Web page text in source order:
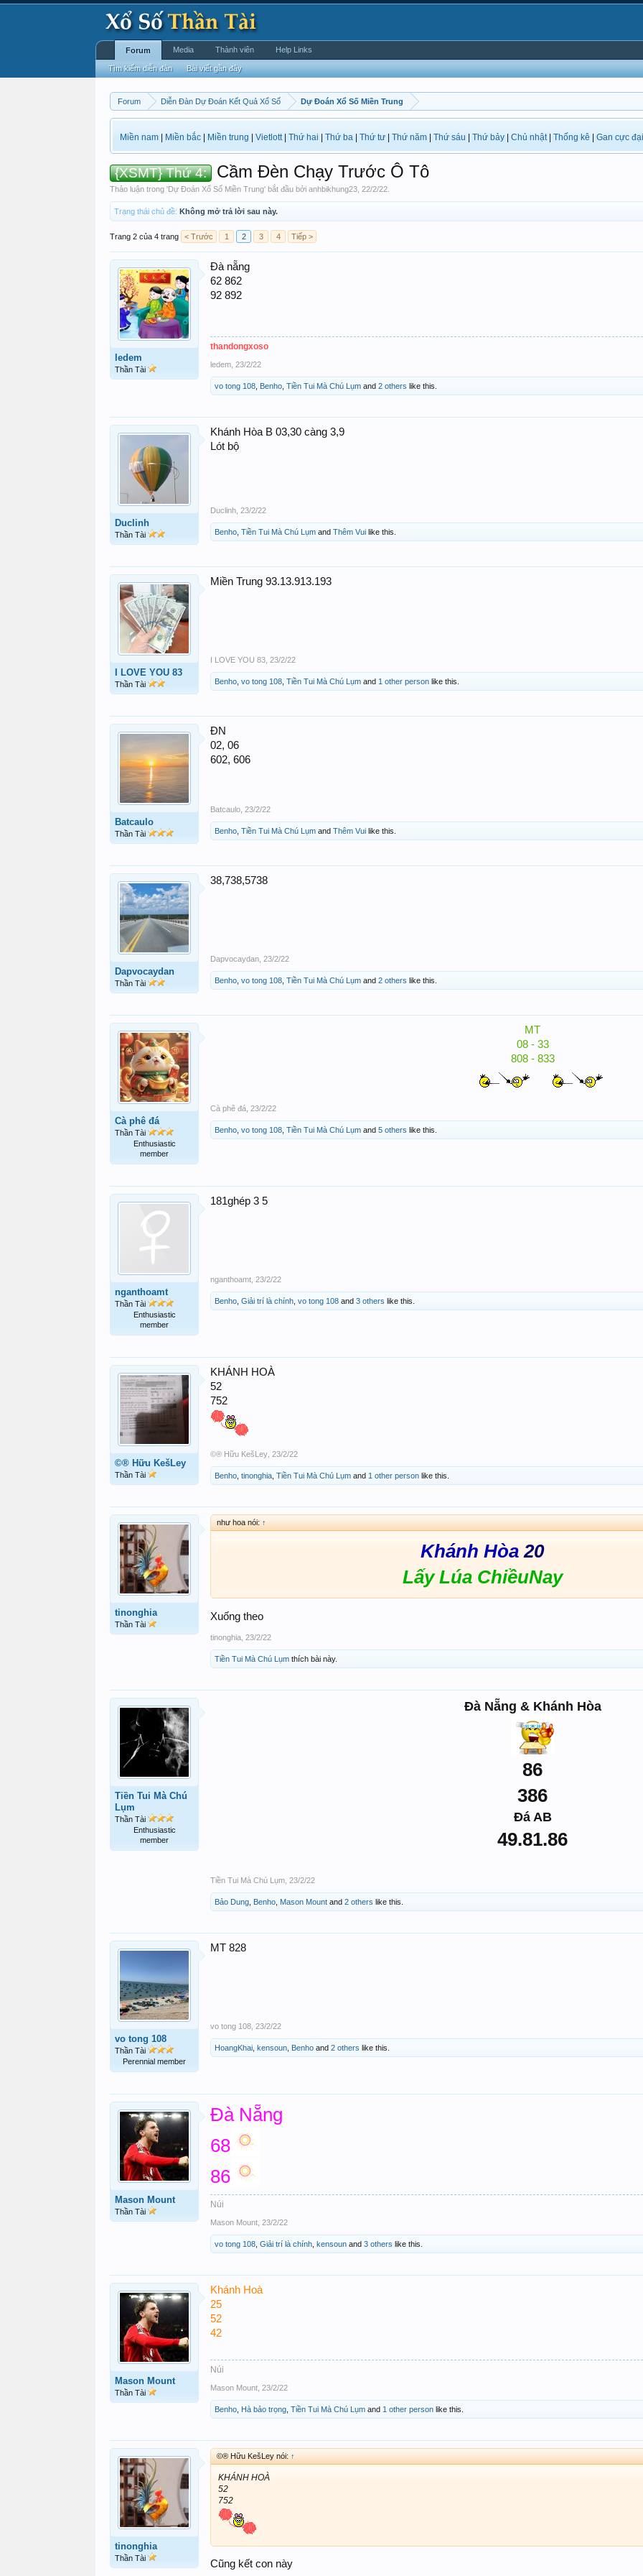
Forum Diễn Đàn Dự Đoán Kết Quả Xổ Số Dự Đoán Xổ Số Miền Trung
Miền nam Miền bắc Miền trung Vietlott| Thứ hai Thứ ba Thứ tư Thứ năm Thứ sáu Thứ bảy Chủ nhật| Thống kê Gan cực đại
{XSMT} Thứ 4: Cầm Đèn Chạy Trước Ô Tô
Thảo luận trong 'Dự Đoán Xổ Số Miền Trung' bắt đầu bởi anhbikhung23 22/2/22
Trạng thái chủ đề: Không mở trả lời sau này.
Trang 2 của 4 trang < Trước 1 2 3 4 Tiếp >
ledem
Thần Tài
Đà nẵng
62 862
92 892
thandongxoso
ledem 23/2/22
vo tong 108 Benho Tiền Tui Mà Chú Lụm and 2 others like this.
Duclinh
Thần Tài
Khánh Hòa B 03,30 càng 3,9
Lót bộ
Duclinh 23/2/22
Benho Tiền Tui Mà Chú Lụm and Thêm Vui like this.
I LOVE YOU 83
Thần Tài
Miền Trung 93.13.913.193
I LOVE YOU 83 23/2/22
Benho vo tong 108 Tiền Tui Mà Chú Lụm and 1 other person like this.
Batcaulo
Thần Tài
ĐN
02, 06
602, 606
Batcaulo 23/2/22
Benho Tiền Tui Mà Chú Lụm and Thêm Vui like this.
Dapvocaydan
Thần Tài
38,738,5738
Dapvocaydan 23/2/22
Benho vo tong 108 Tiền Tui Mà Chú Lụm and 2 others like this.
Cà phê đá
Thần Tài
Enthusiastic
member
MT
08 - 33
808 - 833
Cà phê đá 23/2/22
Benho vo tong 108 Tiền Tui Mà Chú Lụm and 5 others like this.
nganthoamt
Thần Tài
Enthusiastic
member
181ghép 3 5
nganthoamt 23/2/22
Benho Giải trí là chính vo tong 108 and 3 others like this.
©® Hữu KešLey
Thần Tài
KHÁNH HOÀ
52
752
©® Hữu KešLey 23/2/22
Benho tinonghia Tiền Tui Mà Chú Lụm and 1 other person like this.
tinonghia
Thần Tài
như hoa nói: ↑
Khánh Hòa20
Lấy Lúa ChiềuNay
Xuống theo
tinonghia 23/2/22
Tiền Tui Mà Chú Lụm thích bài này.
Tiền Tui Mà Chú
Lụm
Thần Tài
Enthusiastic
member
Đà Nẵng & Khánh Hòa
86
386
Đá AB
49.81.86
Tiền Tui Mà Chú Lụm 23/2/22
Bảo Dung Benho Mason Mount and 2 others like this.
vo tong 108
Thần Tài
Perennial member
MT 828
vo tong 108 23/2/22
HoangKhai kensoun Benho and 2 others like this.
Mason Mount
Thần Tài
Đà Nẵng
68
86
Núi
Mason Mount 23/2/22
vo tong 108 Giải trí là chính kensoun and 3 others like this.
Mason Mount
Thần Tài
Khánh Hoà
25
52
42
Núi
Mason Mount 23/2/22
Benho Hà bảo trọng Tiền Tui Mà Chú Lụm and 1 other person like this.
tinonghia
Thần Tài
©® Hữu KešLey nói: ↑
KHÁNH HOÀ
52
752
Cũng kết con này
Forum
Tìm kiếm diễn đàn Bài viết gần đây
Media Thành viên Help Links